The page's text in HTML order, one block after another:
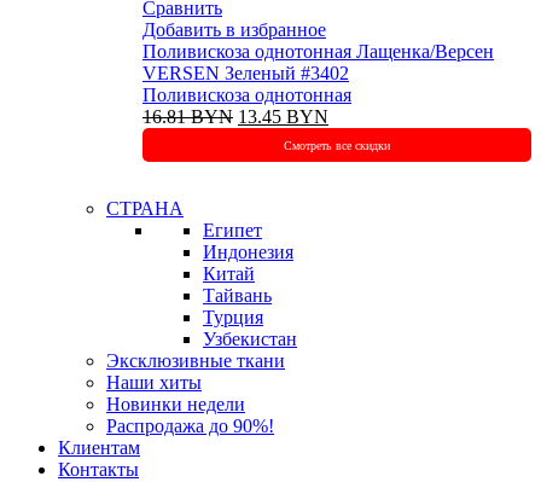
Сравнить
Добавить в избранное
Поливискоза однотонная Лащенка/Версен
VERSEN Зеленый #3402
Поливискоза однотонная
16.81BYN Первоначальная
составляла
13.45 BYN
13.45 BYN.
Смотреть все скидки
СТРАНА
Египет
Индонезия
Китай
Тайвань
Турция
Узбекистан
Эксклюзивные ткани
Наши хиты
Новинки недели
Распродажа до 90%!
Клиентам
Контакты